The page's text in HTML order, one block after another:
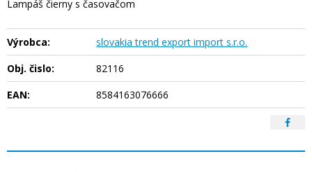
Lampáš čierny s časovačom
Výrobca:
slovakia trend export import s.r.o.
Obj. čislo:
82116
EAN:
8584163076666